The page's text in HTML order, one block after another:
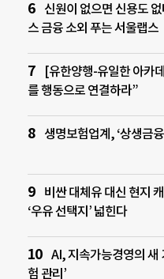
신원이 없으면 신용도
스 금융 소외 푸는 서울랩스
[유한양행-유일한 아카
를 행동으로 연결하라”
생명보험업계, ‘상생금
비싼 대체유 대신 현지
‘우유 선택지’ 넓힌다
AI, 지속가능경영의 새
험 관리’